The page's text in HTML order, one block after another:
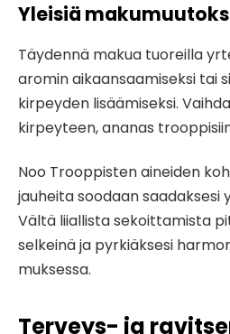
Yleisiä
Täydennä makua tuoreilla
aromin aikaansaamiseksi tai
kirpeyden lisäämiseksi.
kirpeyteen, ananas
Noo Trooppisten aineiden
jauheita soodaan saadaksesi
Vältä liiallista sekoittamista
selkeinä ja pyrkiäksesi
muksessa.
Terveys- ja